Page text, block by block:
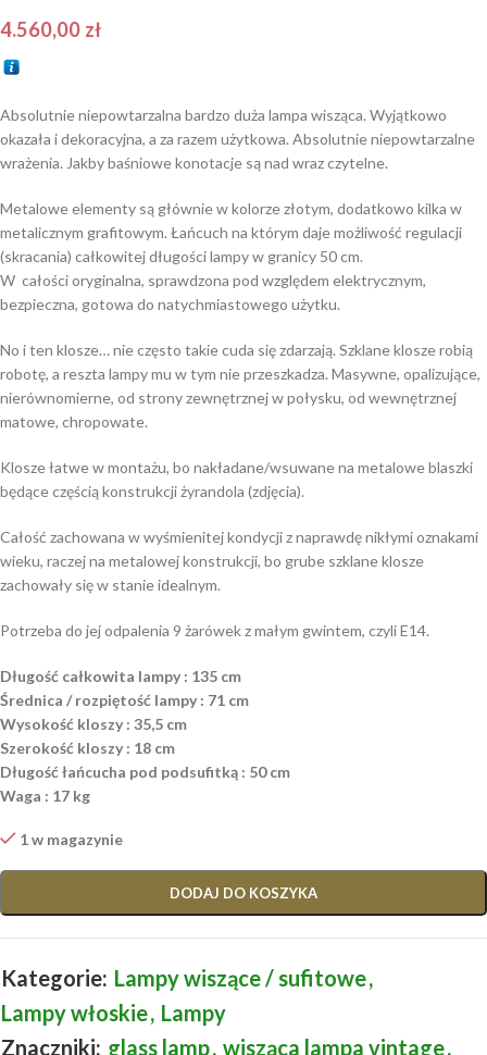
4.560,00 zł
Absolutnie niepowtarzalna bardzo duża lampa wisząca. Wyjątkowo
okazała i dekoracyjna, a za razem użytkowa. Absolutnie niepowtarzalne
wrażenia. Jakby baśniowe konotacje są nad wraz czytelne.
Metalowe elementy są głównie w kolorze złotym, dodatkowo kilka w
metalicznym grafitowym. Łańcuch na którym daje możliwość regulacji
(skracania) całkowitej długości lampy w granicy 50 cm.
W całości oryginalna, sprawdzona pod względem elektrycznym,
bezpieczna, gotowa do natychmiastowego użytku.
No i ten klosze… nie często takie cuda się zdarzają. Szklane klosze robią
robotę, a reszta lampy mu w tym nie przeszkadza. Masywne, opalizujące,
nierównomierne, od strony zewnętrznej w połysku, od wewnętrznej
matowe, chropowate.
Klosze łatwe w montażu, bo nakładane/wsuwane na metalowe blaszki
będące częścią konstrukcji żyrandola (zdjęcia).
Całość zachowana w wyśmienitej kondycji z naprawdę nikłymi oznakami
wieku, raczej na metalowej konstrukcji, bo grube szklane klosze
zachowały się w stanie idealnym.
Potrzeba do jej odpalenia 9 żarówek z małym gwintem, czyli E14.
Długość całkowita lampy : 135 cm
Średnica / rozpiętość lampy : 71 cm
Wysokość kloszy : 35,5 cm
Szerokość kloszy : 18 cm
Długość łańcucha pod podsufitką : 50 cm
Waga : 17 kg
1 w magazynie
DODAJ DO KOSZYKA
Kategorie: Lampy wiszące / sufitowe,
Lampy włoskie, Lampy
Znaczniki: glass lamp, wisząca lampa vintage,